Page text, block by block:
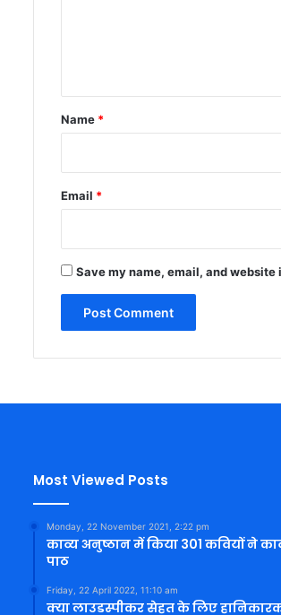
*
Name *
Email *
Save my name, email, and
Most Viewed Posts
Monday, 22 November 2021, 2:22 pm
काव्य अनुष्ठान में किया 301 कवियों ने
पाठ
Friday, 22 April 2022, 11:10 am
क्या लाउडस्पीकर सेहत के लिए